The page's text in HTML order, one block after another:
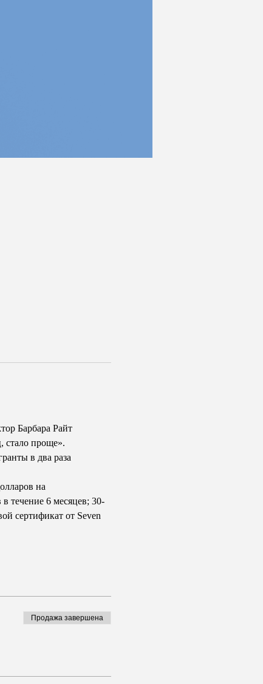
Барбара Райт
стало проще».
в два раза
на
течение 6 месяцев; 30-
сертификат от Seven
Продажа завершена